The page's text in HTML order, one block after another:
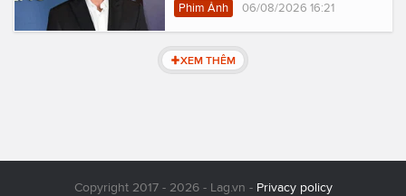
Phim Ảnh 06/08/2026 16:21
XEM THÊM
Copyright 2017 - 2026 - Lag.vn - Privacy policy